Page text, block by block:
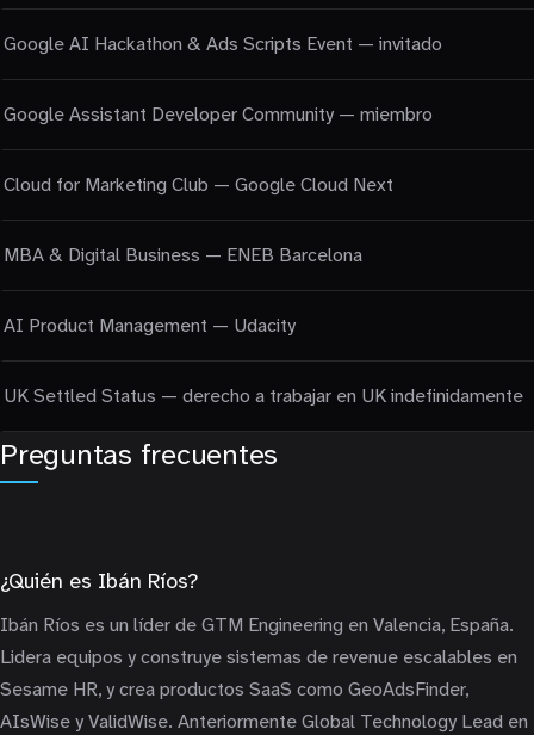
Google AI Hackathon & Ads Scripts Event — invitado
Google Assistant Developer Community — miembro
Cloud for Marketing Club — Google Cloud Next
MBA & Digital Business — ENEB Barcelona
AI Product Management — Udacity
UK Settled Status — derecho a trabajar en UK indefinidamente
Preguntas frecuentes
¿Quién es Ibán Ríos?
Ibán Ríos es un líder de GTM Engineering en Valencia, España.
Lidera equipos y construye sistemas de revenue escalables en
Sesame HR, y crea productos SaaS como GeoAdsFinder,
AIsWise y ValidWise. Anteriormente Global Technology Lead en